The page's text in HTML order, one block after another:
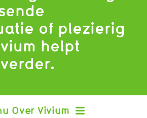
of plezierig
helpt
Over Vivium